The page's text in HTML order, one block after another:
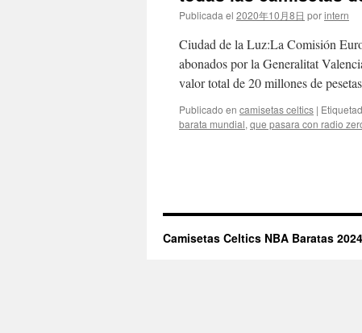
Publicada el 2020年10月8日 porintern
Ciudad de la Luz:La Comisión
abonados por la Generalitat
valor total de 20 millones de
Publicado en camisetas celtics |
barata mundial, que pasara con radio
Camisetas Celtics NBA Baratas